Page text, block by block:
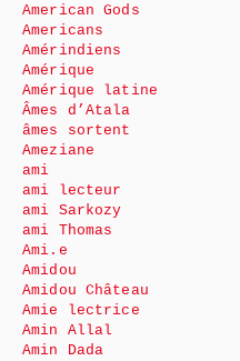
American Gods
Americans
Amérindiens
Amérique
Amérique latine
Âmes d’Atala
âmes sortent
Ameziane
ami
ami lecteur
ami Sarkozy
ami Thomas
Ami.e
Amidou
Amidou Château
Amie lectrice
Amin Allal
Amin Dada